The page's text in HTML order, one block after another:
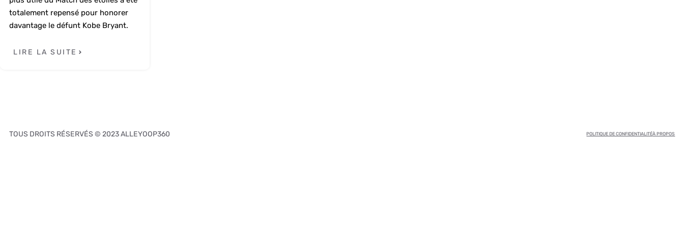
totalement repensé pour honorer
davantage le défunt Kobe Bryant.
LIRE LA SUITE
TOUS DROITS RÉSERVÉS © 2023 ALLEYOOP360 POLITIQUE DE CONFIDENTIALITÉÀ PROPOS